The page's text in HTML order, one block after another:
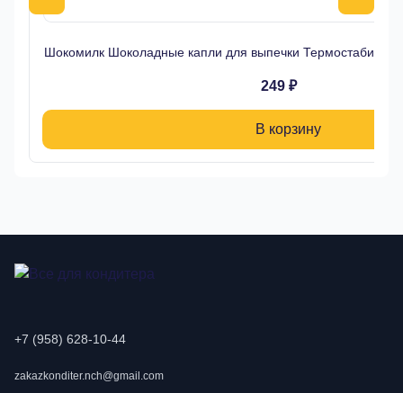
Шокомилк Шоколадные капли для выпечки
249 ₽
В корзину
+7 (958) 628-10-44
zakazkonditer.nch@gmail.com